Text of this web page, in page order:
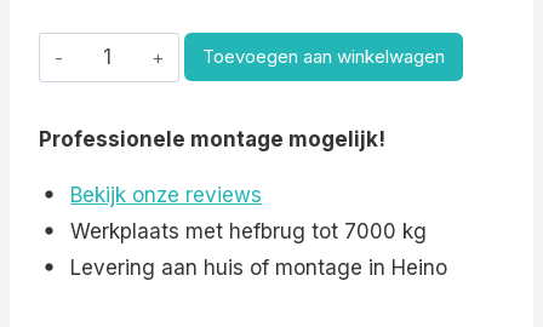
Stootwielen
/
wielen
campers
aantal
Toevoegen aan winkelwagen
Professionele montage mogelijk!
Bekijk onze reviews
Werkplaats met hefbrug tot 7000 kg
Levering aan huis of montage in Heino